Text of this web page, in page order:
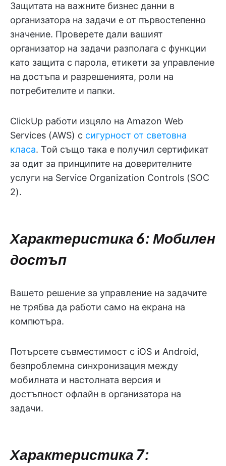
Защитата на важните бизнес данни в
организатора на задачи е от първостепенно
значение. Проверете дали вашият
организатор на задачи разполага с функции
като защита с парола, етикети за управление
на достъпа и разрешенията, роли на
потребителите и папки.
ClickUp работи изцяло на Amazon Web
Services (AWS) с сигурност от световна
класа. Той също така е получил сертификат
за одит за принципите на доверителните
услуги на Service Organization Controls (SOC
2).
Характеристика 6: Мобилен
достъп
Вашето решение за управление на задачите
не трябва да работи само на екрана на
компютъра.
Потърсете съвместимост с iOS и Android,
безпроблемна синхронизация между
мобилната и настолната версия и
достъпност офлайн в организатора на
задачи.
Характеристика 7: